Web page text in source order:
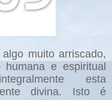
muito arriscado,
e espiritual
esta
divina. Isto é